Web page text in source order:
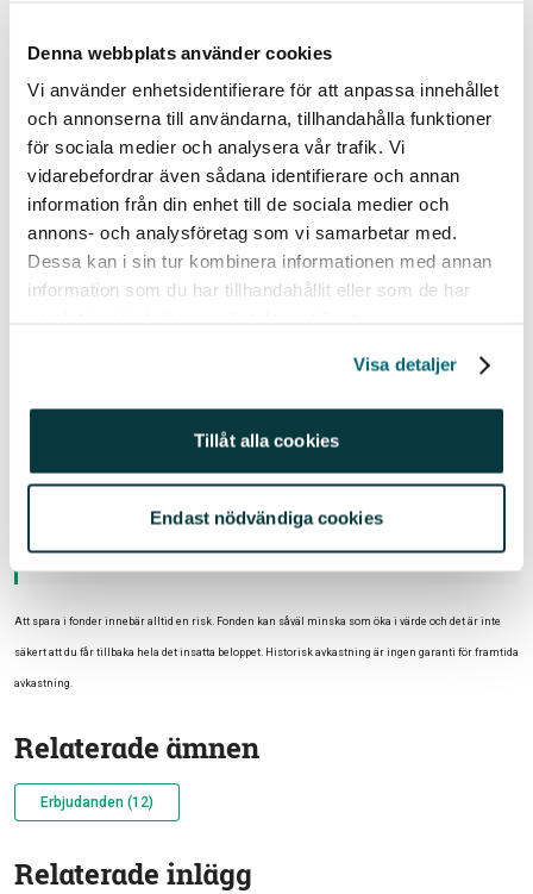
Denna webbplats använder cookies
Vi använder enhetsidentifierare för att anpassa innehållet
och annonserna till användarna, tillhandahålla funktioner
för sociala medier och analysera vår trafik. Vi
vidarebefordrar även sådana identifierare och annan
information från din enhet till de sociala medier och
annons- och analysföretag som vi samarbetar med.
Dessa kan i sin tur kombinera informationen med annan
information som du har tillhandahållit eller som de har
Visa detaljer
Tillåt alla cookies
Endast nödvändiga cookies
Enter Fonder strukturerat för att integrera dessa
aspekter i vår bolagsanalys och aktievärdering.
Vi har integrerat hållbarhetsarbetet i vårt dagliga
arbete genom att väga in hållbarhetsfaktorer i vår
bolagsanalys. Minst två gånger om året
utvärderas alla bolag vi regelbundet följer utifrån
risker och handlingsberedskap inom miljö,
mänskliga rättigheter och bolagsstyrning. I detta
Investment Services. Enter Fonder omvandlar
använder parametrarna i vår bolagsanalys. På så
med investeringsbesluten och andelsägarnas
kapital. Välkommen att läsa mer om detta på vår
hemsidaenterfonder.se.
Att spara i fonder innebär alltid en risk. Fonden kan såväl minska som öka i värde och det är inte
säkert att du får tillbaka hela det insatta beloppet. Historisk avkastning är ingen garanti för framtida
avkastning.
Relaterade ämnen
Erbjudanden (12)
Relaterade inlägg